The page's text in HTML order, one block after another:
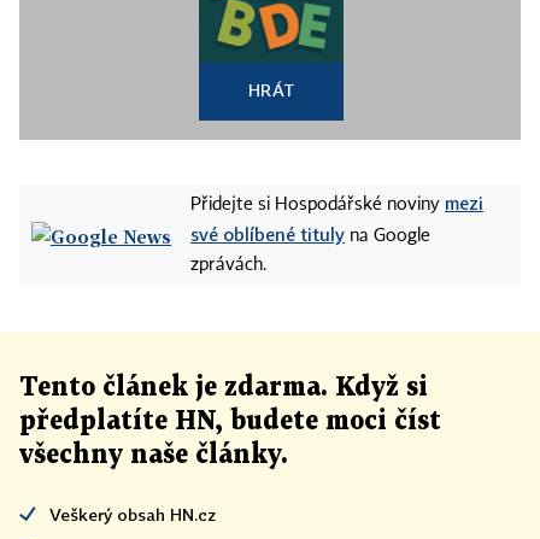
HRÁT
Přidejte si Hospodářské noviny mezi
své oblíbené tituly na Google
zprávách.
Tento článek je zdarma. Když si
předplatíte HN, budete moci číst
všechny naše články.
Veškerý obsah HN.cz